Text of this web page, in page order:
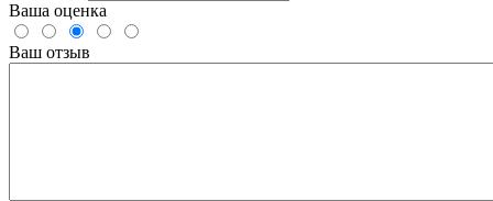
Ваша оценка
Ваш отзыв